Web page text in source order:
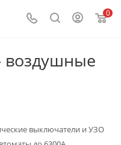
0
воздушные
выключатели и УЗО